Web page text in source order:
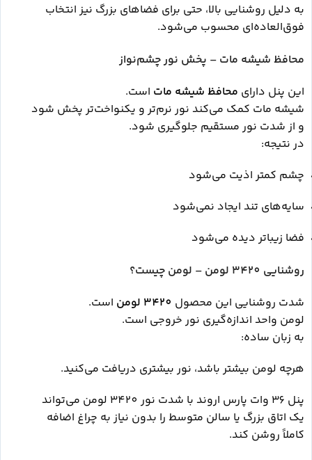
به دلیل روشنایی بالا، حتی برای فضاهای بزرگ نیز انتخاب
فوق‌العاده‌ای محسوب می‌شود.
محافظ شیشه مات – پخش نور چشم‌نواز
این پنل دارای محافظ شیشه مات است.
شیشه مات کمک می‌کند نور نرم‌تر و یکنواخت‌تر پخش شود
و از شدت نور مستقیم جلوگیری شود.
در نتیجه:
چشم کمتر اذیت می‌شود
سایه‌های تند ایجاد نمی‌شود
فضا زیباتر دیده می‌شود
روشنایی 3420 لومن – لومن چیست؟
شدت روشنایی این محصول 3420 لومن
است.
لومن واحد اندازه‌گیری نور خروجی است.
به زبان ساده:
هرچه لومن بیشتر باشد، نور بیشتری دریافت می‌کنید.
پنل 36 وات پارس اروند با شدت نور 3420 لومن می‌تواند
یک اتاق بزرگ یا سالن متوسط را بدون نیاز به چراغ اضافه
کاملاً روشن کند.